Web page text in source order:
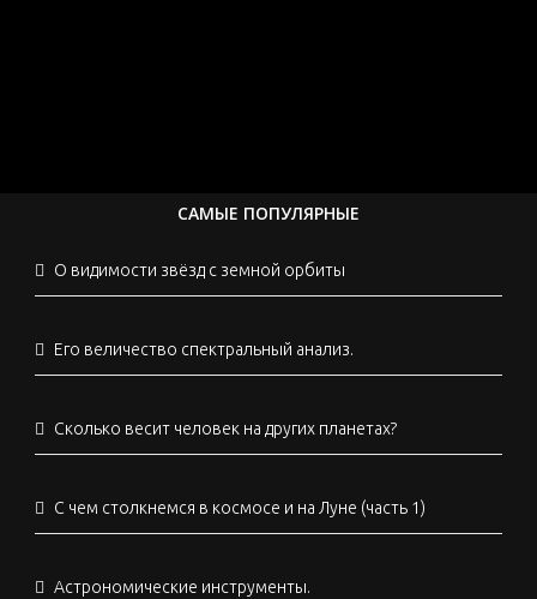
САМЫЕ ПОПУЛЯРНЫЕ
О видимости звёзд с земной орбиты
Его величество спектральный анализ.
Сколько весит человек на других планетах?
С чем столкнемся в космосе и на Луне (часть 1)
Астрономические инструменты.